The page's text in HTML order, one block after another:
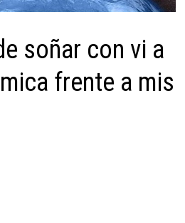
soñar con vi a
frente a mis